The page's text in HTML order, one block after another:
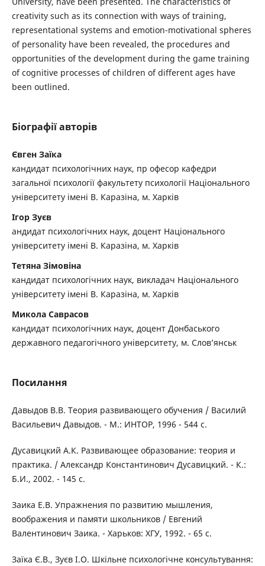
creativity such as its connection with ways of training,
representational systems and emotion-motivational spheres
of personality have been revealed, the procedures and
opportunities of the development during the game training
of cognitive processes of children of different ages have
been outlined.
Біографії авторів
Євген Заїка
кандидат психологічних наук, пр офесор кафедри
загальної психології факультету психології Національного
університету імені В. Каразіна, м. Харків
Ігор Зуєв
андидат психологічних наук, доцент Національного
університету імені В. Каразіна, м. Харків
Тетяна Зімовіна
кандидат психологічних наук, викладач Національного
університету імені В. Каразіна, м. Харків
Микола Саврасов
кандидат психологічних наук, доцент Донбаського
державного педагогічного університету, м. Слов’янськ
Посилання
Давыдов В.В. Теория развивающего обучения / Василий
Васильевич Давыдов. - М.: ИНТОР, 1996 - 544 с.
Дусавицкий А.К. Развивающее образование: теория и
практика. / Александр Константинович Дусавицкий. - К.:
Б.И., 2002. - 145 с.
Заика Е.В. Упражнения по развитию мышления,
воображения и памяти школьников / Евгений
Валентинович Заика. - Харьков: ХГУ, 1992. - 65 с.
Заїка Є.В., Зуєв І.О. Шкільне психологічне консультування: